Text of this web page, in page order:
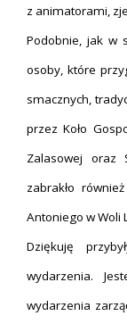
z animatorami,
Podobnie, jak w
osoby, które
smacznych,
przez Koło
Zalasowej oraz
zabrakło
Antoniego w Woli
Dziękuję
wydarzenia.
wydarzenia